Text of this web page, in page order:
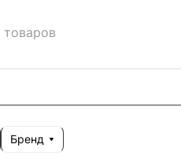
товаров
Бренд